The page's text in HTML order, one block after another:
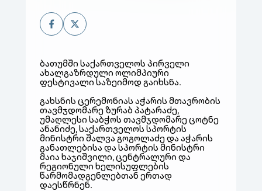
ბათუმში საქართველოს პირველი
ახალგაზრდული ოლიმპიური
ფესტივალი საზეიმოდ გაიხსნა.
გახსნის ცერემონიას აჭარის მთავრობის
თავმჯდომარე ზურაბ პატარაძე,
უმაღლესი საბჭოს თავმჯდომარე ცოტნე
ანანიძე, საქართველოს სპორტის
მინისტრი შალვა გოგოლაძე და აჭარის
განათლებისა და სპორტის მინისტრი
მაია ხაჯიშვილი, ცენტრალური და
რეგიონული ხელისუფლების
წარმომადგენლებთან ერთად
დაესწრნენ.